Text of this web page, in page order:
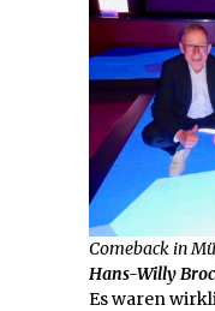
Comeback in
Hans-Willy
Es waren